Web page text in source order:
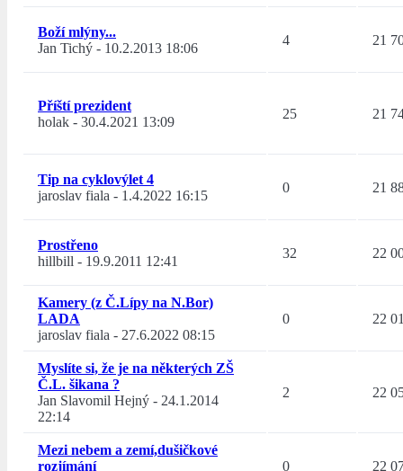
Boží mlýny...
Jan Tichý - 10.2.2013 18:06
4 21
Příští prezident
holak - 30.4.2021 13:09
25 21
Tip na cyklovýlet 4
jaroslav fiala - 1.4.2022 16:15
0 21
Prostřeno
hillbill - 19.9.2011 12:41
32 22
Kamery (z Č.Lípy na N.Bor)
LADA
jaroslav fiala - 27.6.2022 08:15
0 22
Myslíte si, že je na některých ZŠ
Č.L. šikana ?
Jan Slavomil Hejný - 24.1.2014
22:14
2 22
Mezi nebem a zemí,dušičkové
rozjímání
0 22